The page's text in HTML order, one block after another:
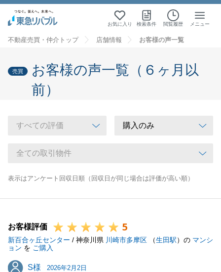
お気に入り 検索条件 閲覧履歴 メニュー
不動産売買・仲介トップ 店舗情報 お客様の声一覧
売買
お客様の声一覧（６ヶ月以
前）
表示はアンケート回収日順（回収日が同じ場合は評価が高い順）
お客様評価 5
新百合ヶ丘センター / 神奈川県 川崎市多摩区 （生田駅）の マンシ
ョン を ご購入
S様
S様 2026年2月2日